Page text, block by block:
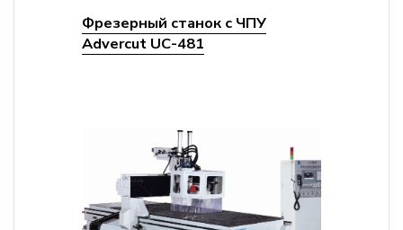
Фрезерный станок с ЧПУ
Advercut UС-481